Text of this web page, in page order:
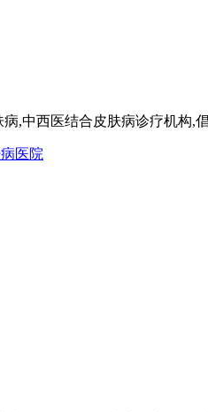
,中西医结合皮肤病诊疗机构,